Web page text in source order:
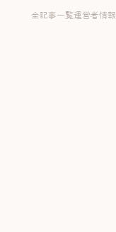
全記事一覧運営者情報